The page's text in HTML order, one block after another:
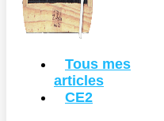
Tous mes
articles
CE2